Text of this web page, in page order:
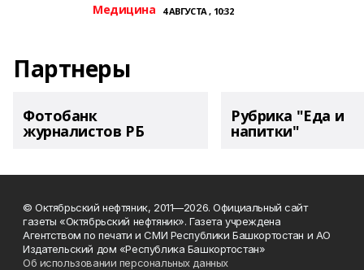
Медицина 4 АВГУСТА , 10:32
Партнеры
Фотобанк
журналистов РБ
Рубрика "Еда и
напитки"
© Октябрьский нефтяник, 2011—2026. Официальный сайт
газеты «Октябрьский нефтяник». Газета учреждена
Агентством по печати и СМИ Республики Башкортостан и АО
Издательский дом «Республика Башкортостан»
Об использовании персональных данных